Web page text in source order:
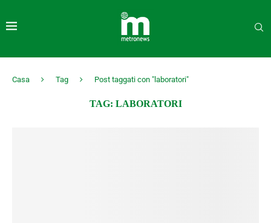
Casa Tag Post taggati con "laboratori"
TAG: LABORATORI